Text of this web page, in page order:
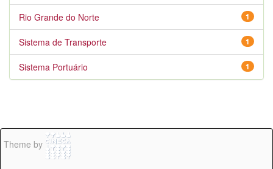
1
Rio Grande do Norte
1
Sistema de Transporte
1
Sistema Portuário
Theme by